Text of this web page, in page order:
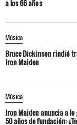
a los 66 años
Música
Bruce Dickinson rindió
Iron Maiden
Música
Iron Maiden anuncia a
50 años de fundación: